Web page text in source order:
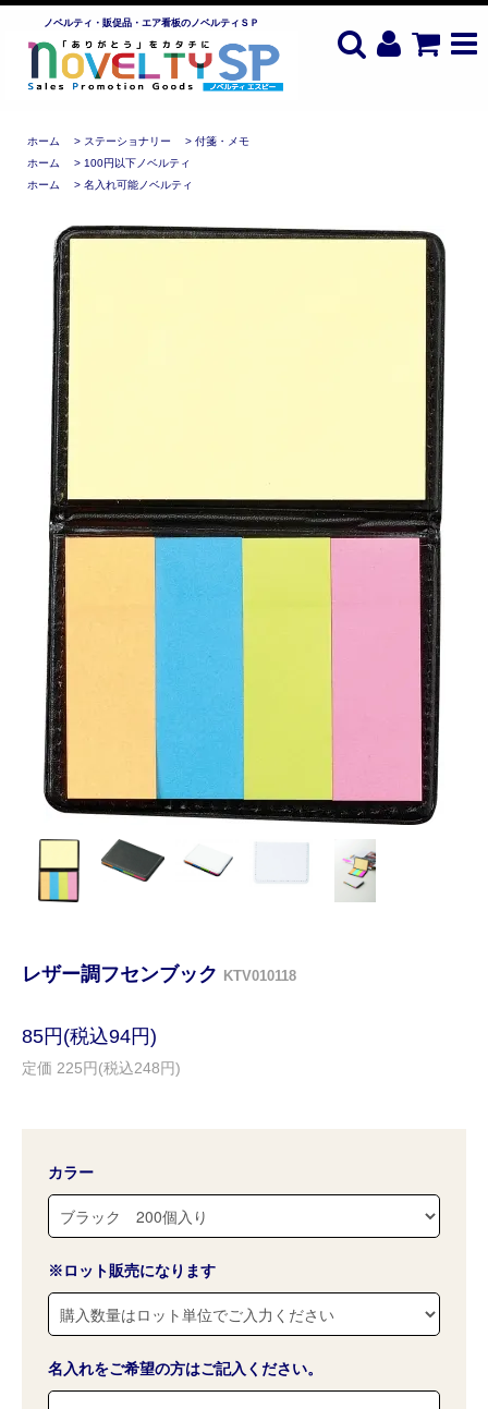
ノベルティ・販促品・エア看板のノベルティＳＰ
ホーム > ステーショナリー > 付箋・メモ
ホーム
> 100円以下ノベルティ
ホーム
> 名入れ可能ノベルティ
レザー調フセンブック KTV010118
85円(税込94円)
定価 225円(税込248円)
カラー
※ロット販売になります
名入れをご希望の方はご記入ください。